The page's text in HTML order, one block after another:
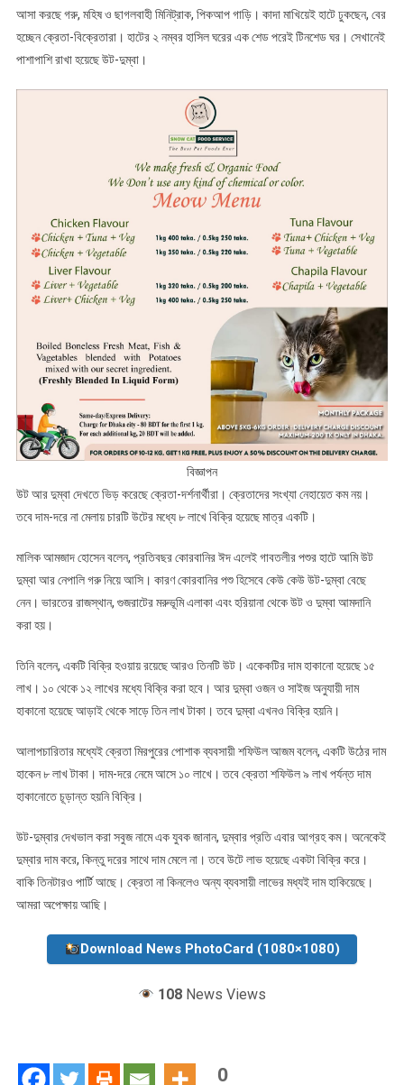
আসা করছে গরু, মহিষ ও ছাগলবাহী মিনিট্রাক, পিকআপ গাড়ি। কাদা মাখিয়েই হাটে ঢুকছেন, বের
হচ্ছেন ক্রেতা-বিক্রেতারা। হাটের ২ নম্বর হাসিল ঘরের এক শেড পরেই টিনশেড ঘর। সেখানেই
পাশাপাশি রাখা হয়েছে উট-দুম্বা।
বিজ্ঞাপন
উট আর দুম্বা দেখতে ভিড় করেছে ক্রেতা-দর্শনার্থীরা। ক্রেতাদের সংখ্যা নেহায়েত কম নয়।
তবে দাম-দরে না মেলায় চারটি উটের মধ্যে ৮ লাখে বিক্রি হয়েছে মাত্র একটি।
মালিক আমজাদ হোসেন বলেন, প্রতিবছর কোরবানির ঈদ এলেই গাবতলীর পশুর হাটে আমি উট
দুম্বা আর নেপালি গরু নিয়ে আসি। কারণ কোরবানির পশু হিসেবে কেউ কেউ উট-দুম্বা বেছে
নেন। ভারতের রাজস্থান, গুজরাটের মরুভূমি এলাকা এবং হরিয়ানা থেকে উট ও দুম্বা আমদানি
করা হয়।
তিনি বলেন, একটি বিক্রি হওয়ায় রয়েছে আরও তিনটি উট। একেকটির দাম হাকানো হয়েছে ১৫
লাখ। ১০ থেকে ১২ লাখের মধ্যে বিক্রি করা হবে। আর দুম্বা ওজন ও সাইজ অনুযায়ী দাম
হাকানো হয়েছে আড়াই থেকে সাড়ে তিন লাখ টাকা। তবে দুম্বা এখনও বিক্রি হয়নি।
আলাপচারিতার মধ্যেই ক্রেতা মিরপুরের পোশাক ব্যবসায়ী শফিউল আজম বলেন, একটি উঠের দাম
হাকেন ৮ লাখ টাকা। দাম-দরে নেমে আসে ১০ লাখে। তবে ক্রেতা শফিউল ৯ লাখ পর্যন্ত দাম
হাকানোতে চূড়ান্ত হয়নি বিক্রি।
উট-দুম্বার দেখভাল করা সবুজ নামে এক যুবক জানান, দুম্বার প্রতি এবার আগ্রহ কম। অনেকেই
দুম্বার দাম করে, কিন্তু দরের সাথে দাম মেলে না। তবে উটে লাভ হয়েছে একটা বিক্রি করে।
বাকি তিনটারও পার্টি আছে। ক্রেতা না কিনলেও অন্য ব্যবসায়ী লাভের মধ্যই দাম হাকিয়েছে।
আমরা অপেক্ষায় আছি।
Download News PhotoCard (1080×1080)
108 News Views
0